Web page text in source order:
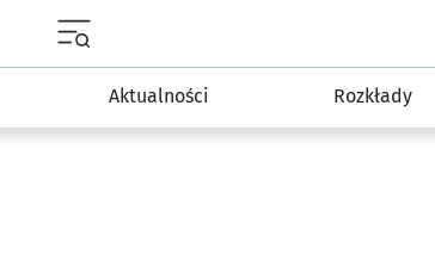
Aktualności Rozkłady